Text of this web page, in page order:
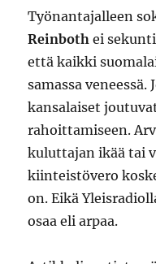
Työnantajalleen
Reinboth ei
että kaikki
samassa
kansalaiset
rahoittamiseen.
kuluttajan ikää tai
kiinteistövero
on. Eikä
osaa eli arpaa.